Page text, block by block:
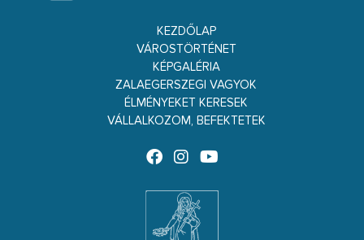
KEZDŐLAP
VÁROSTÖRTÉNET
KÉPGALÉRIA
ZALAEGERSZEGI VAGYOK
ÉLMÉNYEKET KERESEK
VÁLLALKOZOM, BEFEKTETEK